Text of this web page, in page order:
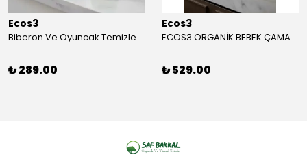
Ecos3
Biberon Ve Oyuncak Temizleyici - 500 ml
₺ 289.00
Ecos3
ECOS3 ORGANİK BEBEK ÇAMAŞIR TEMİZLEYİCİ (1050 ML - 30 Yıkama)
₺ 529.00